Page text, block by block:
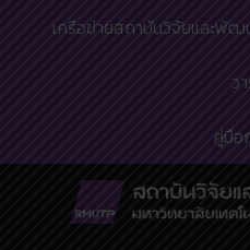
เครือข่ายสถาบันวิจัยและพัฒ
ว
คู่มือ